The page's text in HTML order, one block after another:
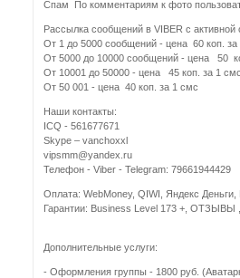
Cпам По комментариям к фото
Рассылка сообщений в VIBER с активной
От 1 до 5000 сообщений - цена 60 коп.
От 5000 до 10000 сообщений - цена 50
От 10001 до 50000 - цена 45 коп. за 1
От 50 001 - цена 40 коп. за 1 смс
Наши контакты:
ICQ - 561677671
Skype – vanchoxxl
vipsmm@yandex.ru
Телефон - Viber - Telegram: 79661944429
Оплата: WebMoney, QIWI, Яндекс
Гарантии: Business Level 173 +, ОТЗЫВЫ
Дополнительные услуги:
- Оформления группы - 1800 руб.